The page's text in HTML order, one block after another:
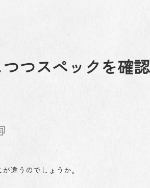
つスペックを確
違うのでしょうか。